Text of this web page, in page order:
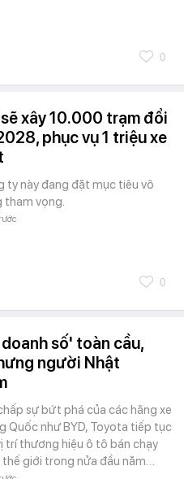
0
xây 10.000 trạm đổi
phục vụ 1 triệu xe
ty này đang đặt mục tiêu vô
tham vọng.
0
số' toàn cầu,
người Nhật
sự bứt phá của các hãng xe
Quốc như BYD, Toyota tiếp tục
trí thương hiệu ô tô bán chạy
giới trong nửa đầu năm…